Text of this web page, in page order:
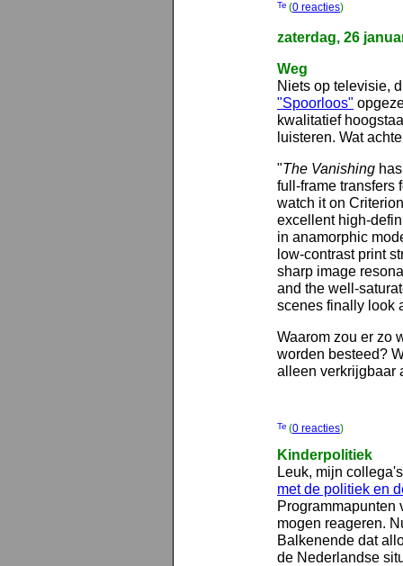
(0 reacties)
zaterdag, 26
Weg
Niets op televisie,
"Spoorloos"
kwalitatief
luisteren. Wat
"The Vanishing
full-frame transfers
watch it on
excellent high-
in anamorphic
low-contrast print
sharp image
and the well-
scenes finally look
Waarom zou er zo
worden besteed?
alleen verkrijgbaar
(0 reacties)
Kinderpolitiek
Leuk, mijn
met de politiek en
Programmapunten
mogen reageren.
Balkenende dat
de Nederlandse